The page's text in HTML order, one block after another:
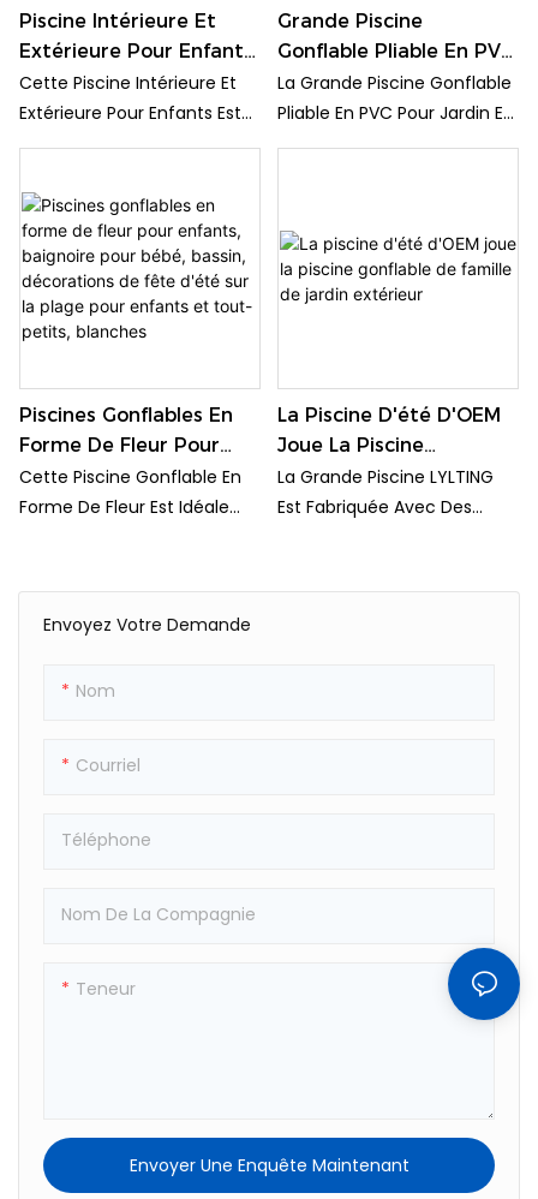
Envoyez Votre Demande
Nom
Courriel
Téléphone
Nom De La Compagnie
Teneur
Envoyer Une Enquête Maintenant
À Vos Tout-Petits.
Piscine Intérieure Et
Extérieure Pour Enfants,
Piscine Carrée
Gonflable, Plaisir
Cette Piscine Intérieure Et
Extérieure Pour Enfants Est
Idéale Pour S'amuser Au
Avec Des Matériaux
Gonflables Résistants, Cette
Piscine Carrée Est Idéale
Pour Se Rafraîchir Et
Barboter.
Grande Piscine
Gonflable Pliable En PVC
Pour Jardin, Intérieur Et
Extérieur, Pour Adultes
La Grande Piscine Gonflable
Pliable En PVC Pour Jardin Et
Intérieur Est Idéale Pour Les
Installer, Elle Offre Des
Heures De Divertissement
Aux Enfants Comme Aux
Piscines Gonflables En
Forme De Fleur Pour
Enfants, Baignoire Pour
Bébé, Bassin,
Enfants Et Tout-Petits,
Blanches
Cette Piscine Gonflable En
Forme De Fleur Est Idéale
Pendant L'été. Elle Peut
Également Servir De
Décoration Amusante Pour
La Piscine D'été D'OEM
Joue La Piscine
Gonflable De Famille De
Jardin Extérieur
La Grande Piscine LYLTING
Est Fabriquée Avec Des
Épais Que La Plupart Des